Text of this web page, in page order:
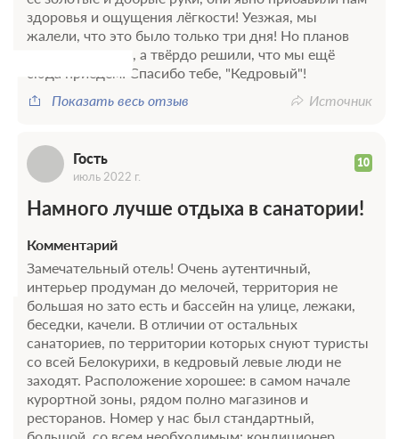
здоровья и ощущения лёгкости! Уезжая, мы
жалели, что это было только три дня! Но планов
менять не стали, а твёрдо решили, что мы ещё
сюда приедем! Спасибо тебе, "Кедровый"!
Показать весь отзыв
Источник
Гость 10
июль 2022 г.
Намного лучше отдыха в санатории!
Комментарий
Замечательный отель! Очень аутентичный,
интерьер продуман до мелочей, территория не
большая но зато есть и бассейн на улице, лежаки,
беседки, качели. В отличии от остальных
санаториев, по территории которых снуют туристы
со всей Белокурихи, в кедровый левые люди не
заходят. Расположение хорошее: в самом начале
курортной зоны, рядом полно магазинов и
ресторанов. Номер у нас был стандартный,
большой, со всем необходимым: кондиционер,